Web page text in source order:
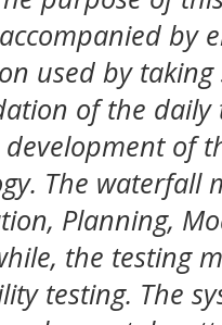
by
used by taking
of the
of
The waterfall
Planning,
the testing
testing. The